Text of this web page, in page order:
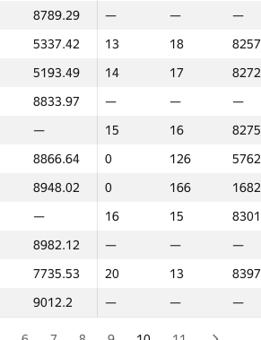
8789.29 — — —
5337.42 13 18
5193.49 14 17
8833.97 — — —
— 15 16
8866.64 0 126
8948.02 0 166
— 16 15
8982.12 — — —
7735.53 20 13
9012.2 — — —
1460.23 — — —
6911.38 1 30
8613.35 — — —
7629.39 2 29
8631.96 — — —
8637.47 — — —
7910.89 3 28
6672.91 4 27
8639.95 — — —
8016.67 5 26
8644.68 — — —
4304.89 6 25